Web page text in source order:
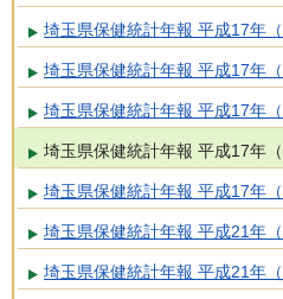
埼玉県保健統計年報 平成17年（
埼玉県保健統計年報 平成17年（
埼玉県保健統計年報 平成17年（
埼玉県保健統計年報 平成17年（
埼玉県保健統計年報 平成17年（
埼玉県保健統計年報 平成21年（
埼玉県保健統計年報 平成21年（